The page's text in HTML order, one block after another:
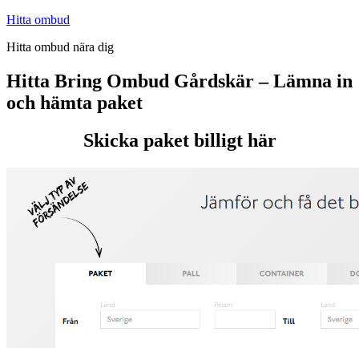
Hoppa
innehåll
Hitta ombud
Hitta ombud nära dig
Hitta Bring Ombud Gårdskär – Lämna in
och hämta paket
Skicka paket billigt här